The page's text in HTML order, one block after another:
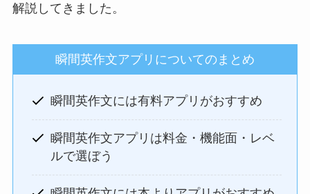
解説してきました。
瞬間英作文アプリについてのまとめ
瞬間英作文には有料アプリがおすすめ
瞬間英作文アプリは料金・機能面・レベ
ルで選ぼう